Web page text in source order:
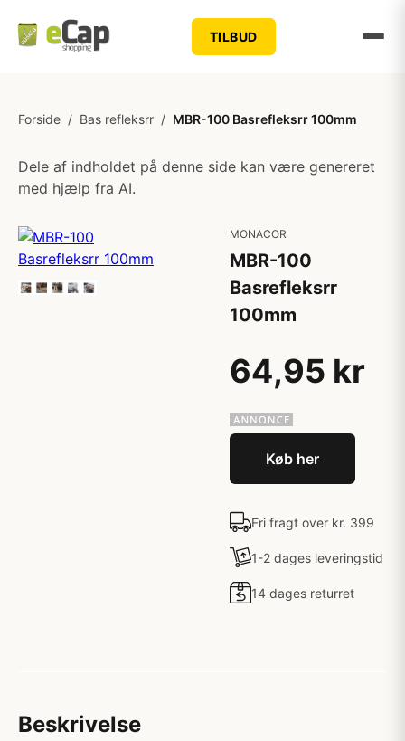
TILBUD
Forside / Bas refleksrr / MBR-100 Basrefleksrr 100mm
Dele af indholdet på denne side kan være genereret
med hjælp fra AI.
MONACOR
MBR-100
Basrefleksrr
100mm
64,95 kr
Køb her
Fri fragt over kr. 399
1-2 dages leveringstid
14 dages returret
Beskrivelse